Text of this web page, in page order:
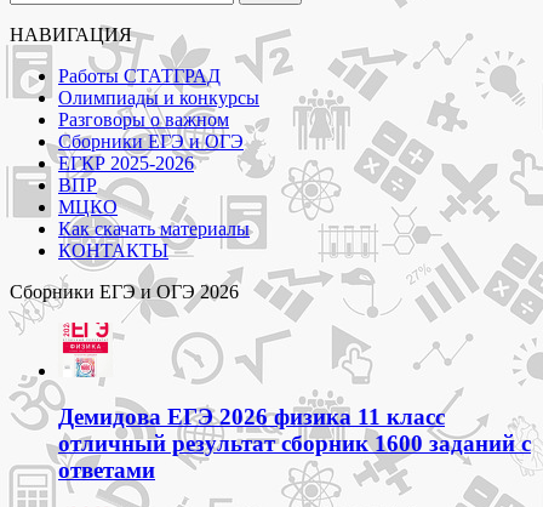
НАВИГАЦИЯ
Работы СТАТГРАД
Олимпиады и конкурсы
Разговоры о важном
Сборники ЕГЭ и ОГЭ
ЕГКР 2025-2026
ВПР
МЦКО
Как скачать материалы
КОНТАКТЫ
Сборники ЕГЭ и ОГЭ 2026
Демидова ЕГЭ 2026 физика 11 класс
отличный результат сборник 1600 заданий с
ответами